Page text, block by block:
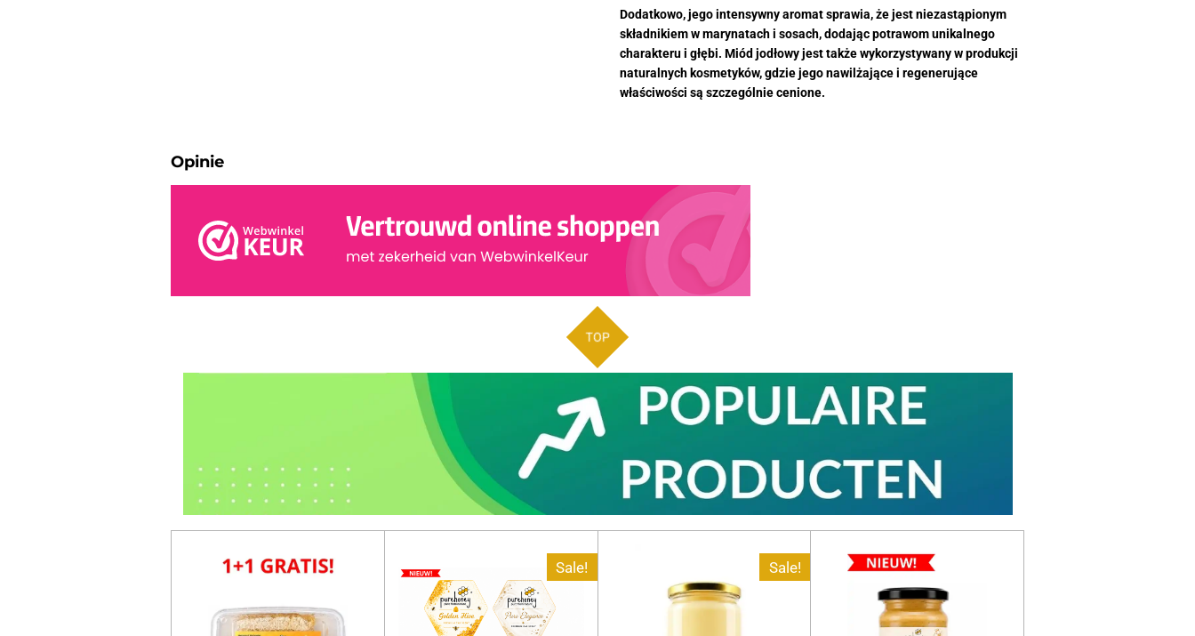
Dodatkowo, jego intensywny aromat sprawia, że jest niezastąpionym
składnikiem w marynatach i sosach, dodając potrawom unikalnego
charakteru i głębi. Miód jodłowy jest także wykorzystywany w produkcji
naturalnych kosmetyków, gdzie jego nawilżające i regenerujące
właściwości są szczególnie cenione.
Opinie
TOP
Sale! Sale!